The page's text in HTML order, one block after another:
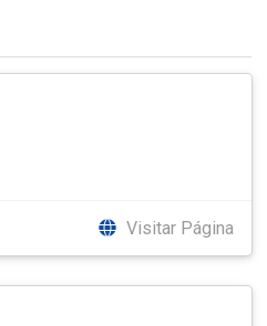
Visitar Página